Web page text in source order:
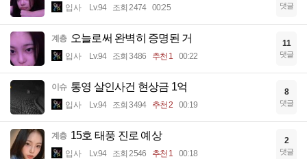
입사 Lv.94 조회 2474 00:25 댓글
계층 오늘로써 완벽히 증명된 거
입사 Lv.94 조회 3486 추천 1 00:22
11
댓글
이슈 통영 살인사건 현상금 1억
입사 Lv.94 조회 3494 추천 2 00:19
8
댓글
계층 15호 태풍 진로 예상
입사 Lv.94 조회 2546 추천 1 00:18
2
댓글